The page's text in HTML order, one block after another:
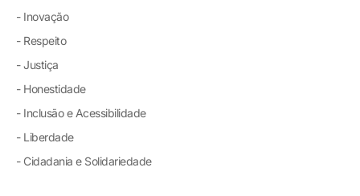
- Inovação
- Respeito
- Justiça
- Honestidade
- Inclusão e Acessibilidade
- Liberdade
- Cidadania e Solidariedade